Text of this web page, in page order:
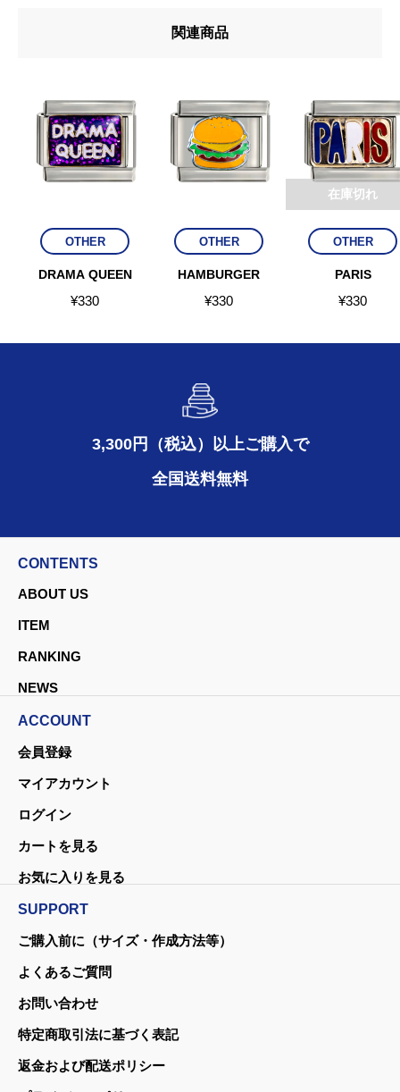
U
)
関連商品
OTHER
DRAMA QUEEN
¥330
OTHER
HAMBURGER
¥330
OTHER
PARIS
¥330
在庫切れ
3,300円（税込）以上ご購入で
全国送料無料
CONTENTS
ABOUT US
ITEM
RANKING
NEWS
ACCOUNT
会員登録
マイアカウント
ログイン
カートを見る
お気に入りを見る
SUPPORT
ご購入前に（サイズ・作成方法等）
よくあるご質問
お問い合わせ
特定商取引法に基づく表記
返金および配送ポリシー